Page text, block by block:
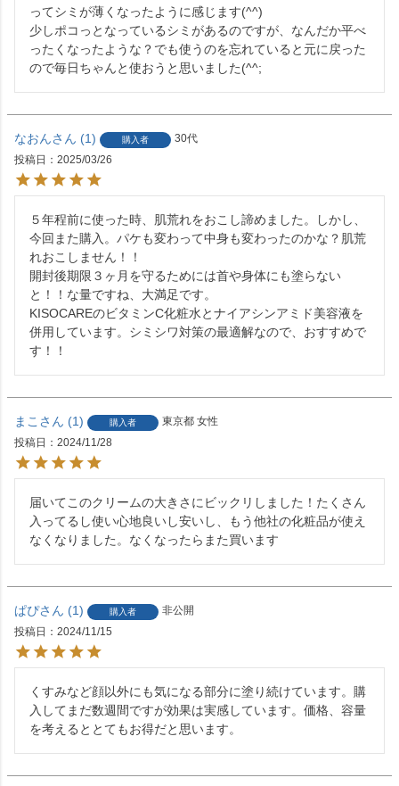
ってシミが薄くなったように感じます(^^)
少しポコっとなっているシミがあるのですが、なんだか平べ
ったくなったような？でも使うのを忘れていると元に戻った
ので毎日ちゃんと使おうと思いました(^^;
なおん 1 購入者
30代
投稿日
2025/03/26
５年程前に使った時、肌荒れをおこし諦めました。しかし、
今回また購入。パケも変わって中身も変わったのかな？肌荒
れおこしません！！
開封後期限３ヶ月を守るためには首や身体にも塗らない
と！！な量ですね、大満足です。
KISOCAREのビタミンC化粧水とナイアシンアミド美容液を
併用しています。シミシワ対策の最適解なので、おすすめで
す！！
まこ 1 購入者 東京都 女性
投稿日
2024/11/28
届いてこのクリームの大きさにビックリしました！たくさん
入ってるし使い心地良いし安いし、もう他社の化粧品が使え
なくなりました。なくなったらまた買います
ぱぴ 1 購入者
非公開
投稿日
2024/11/15
くすみなど顔以外にも気になる部分に塗り続けています。購
入してまだ数週間ですが効果は実感しています。価格、容量
を考えるととてもお得だと思います。